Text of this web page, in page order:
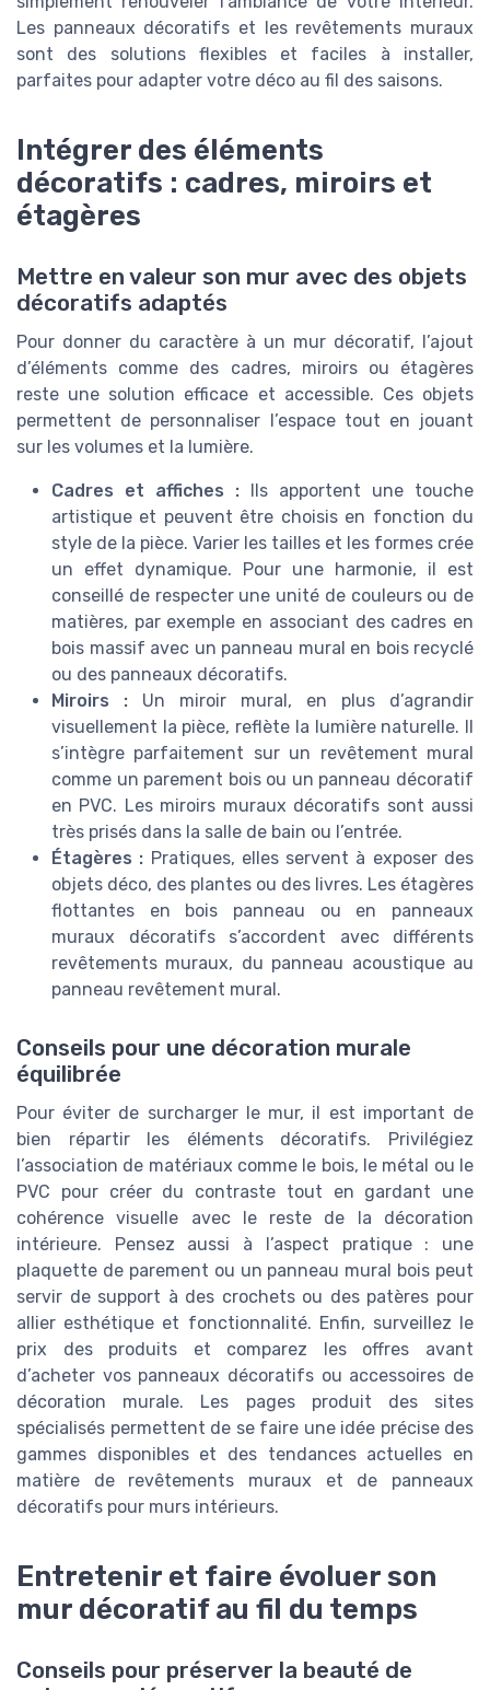
Les panneaux décoratifs et les revêtements muraux
sont des solutions flexibles et faciles à installer,
parfaites pour adapter votre déco au fil des saisons.
Intégrer des éléments
décoratifs : cadres, miroirs et
étagères
Mettre en valeur son mur avec des objets
décoratifs adaptés
Pour donner du caractère à un mur décoratif, l’ajout
d’éléments comme des cadres, miroirs ou étagères
reste une solution efficace et accessible. Ces objets
permettent de personnaliser l’espace tout en jouant
sur les volumes et la lumière.
Cadres et affiches : Ils apportent une touche
artistique et peuvent être choisis en fonction du
style de la pièce. Varier les tailles et les formes crée
un effet dynamique. Pour une harmonie, il est
conseillé de respecter une unité de couleurs ou de
matières, par exemple en associant des cadres en
bois massif avec un panneau mural en bois recyclé
ou des panneaux décoratifs.
Miroirs : Un miroir mural, en plus d’agrandir
visuellement la pièce, reflète la lumière naturelle. Il
s’intègre parfaitement sur un revêtement mural
comme un parement bois ou un panneau décoratif
en PVC. Les miroirs muraux décoratifs sont aussi
très prisés dans la salle de bain ou l’entrée.
Étagères : Pratiques, elles servent à exposer des
objets déco, des plantes ou des livres. Les étagères
flottantes en bois panneau ou en panneaux
muraux décoratifs s’accordent avec différents
revêtements muraux, du panneau acoustique au
panneau revêtement mural.
Conseils pour une décoration murale
équilibrée
Pour éviter de surcharger le mur, il est important de
bien répartir les éléments décoratifs. Privilégiez
l’association de matériaux comme le bois, le métal ou le
PVC pour créer du contraste tout en gardant une
cohérence visuelle avec le reste de la décoration
intérieure. Pensez aussi à l’aspect pratique : une
plaquette de parement ou un panneau mural bois peut
servir de support à des crochets ou des patères pour
allier esthétique et fonctionnalité. Enfin, surveillez le
prix des produits et comparez les offres avant
d’acheter vos panneaux décoratifs ou accessoires de
décoration murale. Les pages produit des sites
spécialisés permettent de se faire une idée précise des
gammes disponibles et des tendances actuelles en
matière de revêtements muraux et de panneaux
décoratifs pour murs intérieurs.
Entretenir et faire évoluer son
mur décoratif au fil du temps
Conseils pour préserver la beauté de